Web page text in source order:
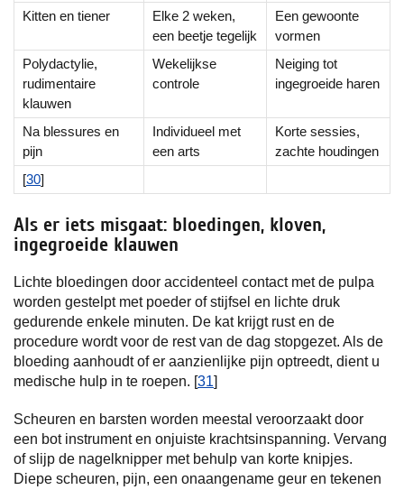
Kitten en tiener
Elke 2 weken,
een beetje tegelijk
Een gewoonte
vormen
Polydactylie,
rudimentaire
klauwen
Wekelijkse
controle
Neiging tot
ingegroeide haren
Na blessures en
pijn
Individueel met
een arts
Korte sessies,
zachte houdingen
[30]
Als er iets misgaat: bloedingen, kloven,
ingegroeide klauwen
Lichte bloedingen door accidenteel contact met de pulpa
worden gestelpt met poeder of stijfsel en lichte druk
gedurende enkele minuten. De kat krijgt rust en de
procedure wordt voor de rest van de dag stopgezet. Als de
bloeding aanhoudt of er aanzienlijke pijn optreedt, dient u
medische hulp in te roepen. [31]
Scheuren en barsten worden meestal veroorzaakt door
een bot instrument en onjuiste krachtsinspanning. Vervang
of slijp de nagelknipper met behulp van korte knipjes.
Diepe scheuren, pijn, een onaangename geur en tekenen